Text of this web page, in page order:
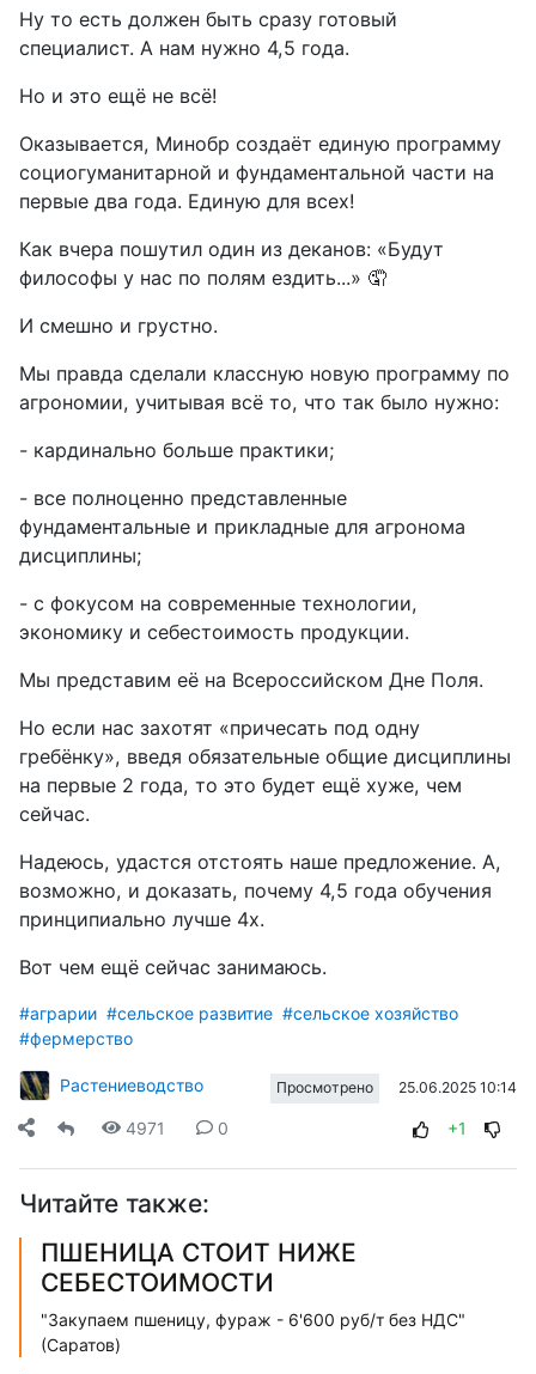
Ну то есть должен быть сразу готовый
специалист. А нам нужно 4,5 года.
Но и это ещё не всё!
Оказывается, Минобр создаёт единую программу
социогуманитарной и фундаментальной части на
первые два года. Единую для всех!
Как вчера пошутил один из деканов: «Будут
философы у нас по полям ездить...» 🤦
И смешно и грустно.
Мы правда сделали классную новую программу по
агрономии, учитывая всё то, что так было нужно:
- кардинально больше практики;
- все полноценно представленные
фундаментальные и прикладные для агронома
дисциплины;
- с фокусом на современные технологии,
экономику и себестоимость продукции.
Мы представим её на Всероссийском Дне Поля.
Но если нас захотят «причесать под одну
гребёнку», введя обязательные общие дисциплины
на первые 2 года, то это будет ещё хуже, чем
сейчас.
Надеюсь, удастся отстоять наше предложение. А,
возможно, и доказать, почему 4,5 года обучения
принципиально лучше 4х.
Вот чем ещё сейчас занимаюсь.
#аграрии #сельское развитие #сельское хозяйство
#фермерство
Растениеводство Просмотрено 25.06.2025 10:14
4971 0 +1
Читайте также:
ПШЕНИЦА СТОИТ НИЖЕ
СЕБЕСТОИМОСТИ
"Закупаем пшеницу, фураж - 6'600 руб/т без НДС"
(Саратов)